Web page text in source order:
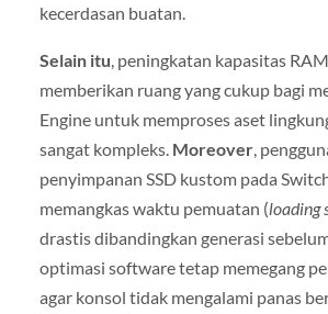
kecerdasan buatan.
Selain itu , peningkatan kapasitas
memberikan ruang yang cukup bagi
Engine untuk memproses aset
sangat kompleks. Moreover,
penyimpanan SSD kustom pada
memangkas waktu pemuatan (loading
drastis dibandingkan generasi
optimasi software tetap memegang
agar konsol tidak mengalami panas